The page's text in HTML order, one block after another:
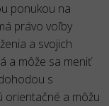
ponukou na
právo voľby
a svojich
a môže sa meniť
s
orientačné a môžu